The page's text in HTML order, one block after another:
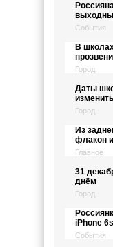
События
В
Город
Даты
изменить
Город
Из
флакон
Главное
31
днём
Город
iPhone
События